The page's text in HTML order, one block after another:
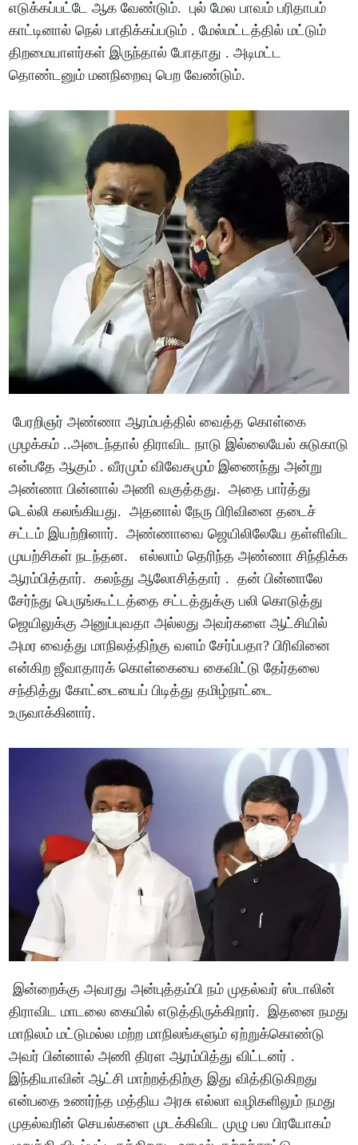
எடுக்கப்பட்டே ஆக வேண்டும். புல் மேல பாவம் பரிதாபம்
காட்டினால் நெல் பாதிக்கப்படும் . மேல்மட்டத்தில் மட்டும்
திறமையாளர்கள் இருந்தால் போதாது . அடிமட்ட
தொண்டனும் மனநிறைவு பெற வேண்டும்.
பேரறிஞர் அண்ணா ஆரம்பத்தில் வைத்த கொள்கை
முழக்கம் ..அடைந்தால் திராவிட நாடு இல்லையேல் சுடுகாடு
என்பதே ஆகும் . வீரமும் விவேகமும் இணைந்து அன்று
அண்ணா பின்னால் அணி வகுத்தது. அதை பார்த்து
டெல்லி கலங்கியது. அதனால் நேரு பிரிவினை தடைச்
சட்டம் இயற்றினார். அண்ணாவை ஜெயிலிலேயே தள்ளிவிட
முயற்சிகள் நடந்தன. எல்லாம் தெரிந்த அண்ணா சிந்திக்க
ஆரம்பித்தார். கலந்து ஆலோசித்தார் . தன் பின்னாலே
சேர்ந்து பெருங்கூட்டத்தை சட்டத்துக்கு பலி கொடுத்து
ஜெயிலுக்கு அனுப்புவதா அல்லது அவர்களை ஆட்சியில்
அமர வைத்து மாநிலத்திற்கு வளம் சேர்ப்பதா? பிரிவினை
என்கிற ஜீவாதாரக் கொள்கையை கைவிட்டு தேர்தலை
சந்தித்து கோட்டையைப் பிடித்து தமிழ்நாட்டை
உருவாக்கினார்.
இன்றைக்கு அவரது அன்புத்தம்பி நம் முதல்வர் ஸ்டாலின்
திராவிட மாடலை கையில் எடுத்திருக்கிறார். இதனை நமது
மாநிலம் மட்டுமல்ல மற்ற மாநிலங்களும் ஏற்றுக்கொண்டு
அவர் பின்னால் அணி திரள ஆரம்பித்து விட்டனர் .
இந்தியாவின் ஆட்சி மாற்றத்திற்கு இது வித்திடுகிறது
என்பதை உணர்ந்த மத்திய அரசு எல்லா வழிகளிலும் நமது
முதல்வரின் செயல்களை முடக்கிவிட முழு பல பிரயோகம்